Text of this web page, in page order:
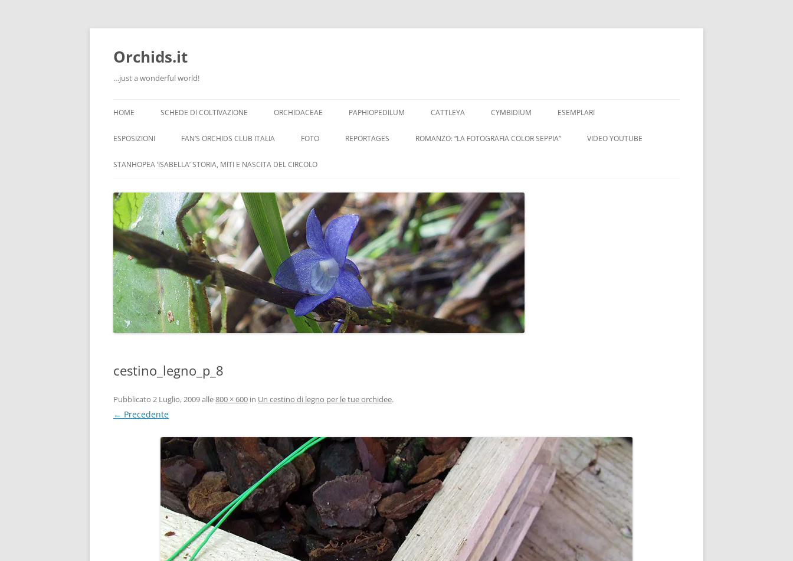
Orchids.it
…just a wonderful world!
al
HOME
INFO
LA SERRA DI GUIDO
SCHEDE DI COLTIVAZIONE ORCHIDACEAE PAPHIOPEDILUM CATTLEYA CYMBIDIUM ESEMPLARI
ESPOSIZIONI FAN’S ORCHIDS CLUB ITALIA FOTO REPORTAGES ROMANZO: “LA FOTOGRAFIA COLOR SEPPIA” VIDEO YOUTUBE
STANHOPEA ‘ISABELLA’ STORIA, MITI E NASCITA DEL CIRCOLO
cestino_legno_p_8
Pubblicato 2 Luglio, 2009alle800 × 600 in Un cestino di legno per le tue orchidee.
← Precedente